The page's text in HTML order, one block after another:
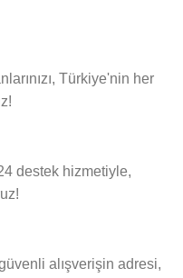
Türkiye'nin her
destek hizmetiyle,
alışverişin adresi,